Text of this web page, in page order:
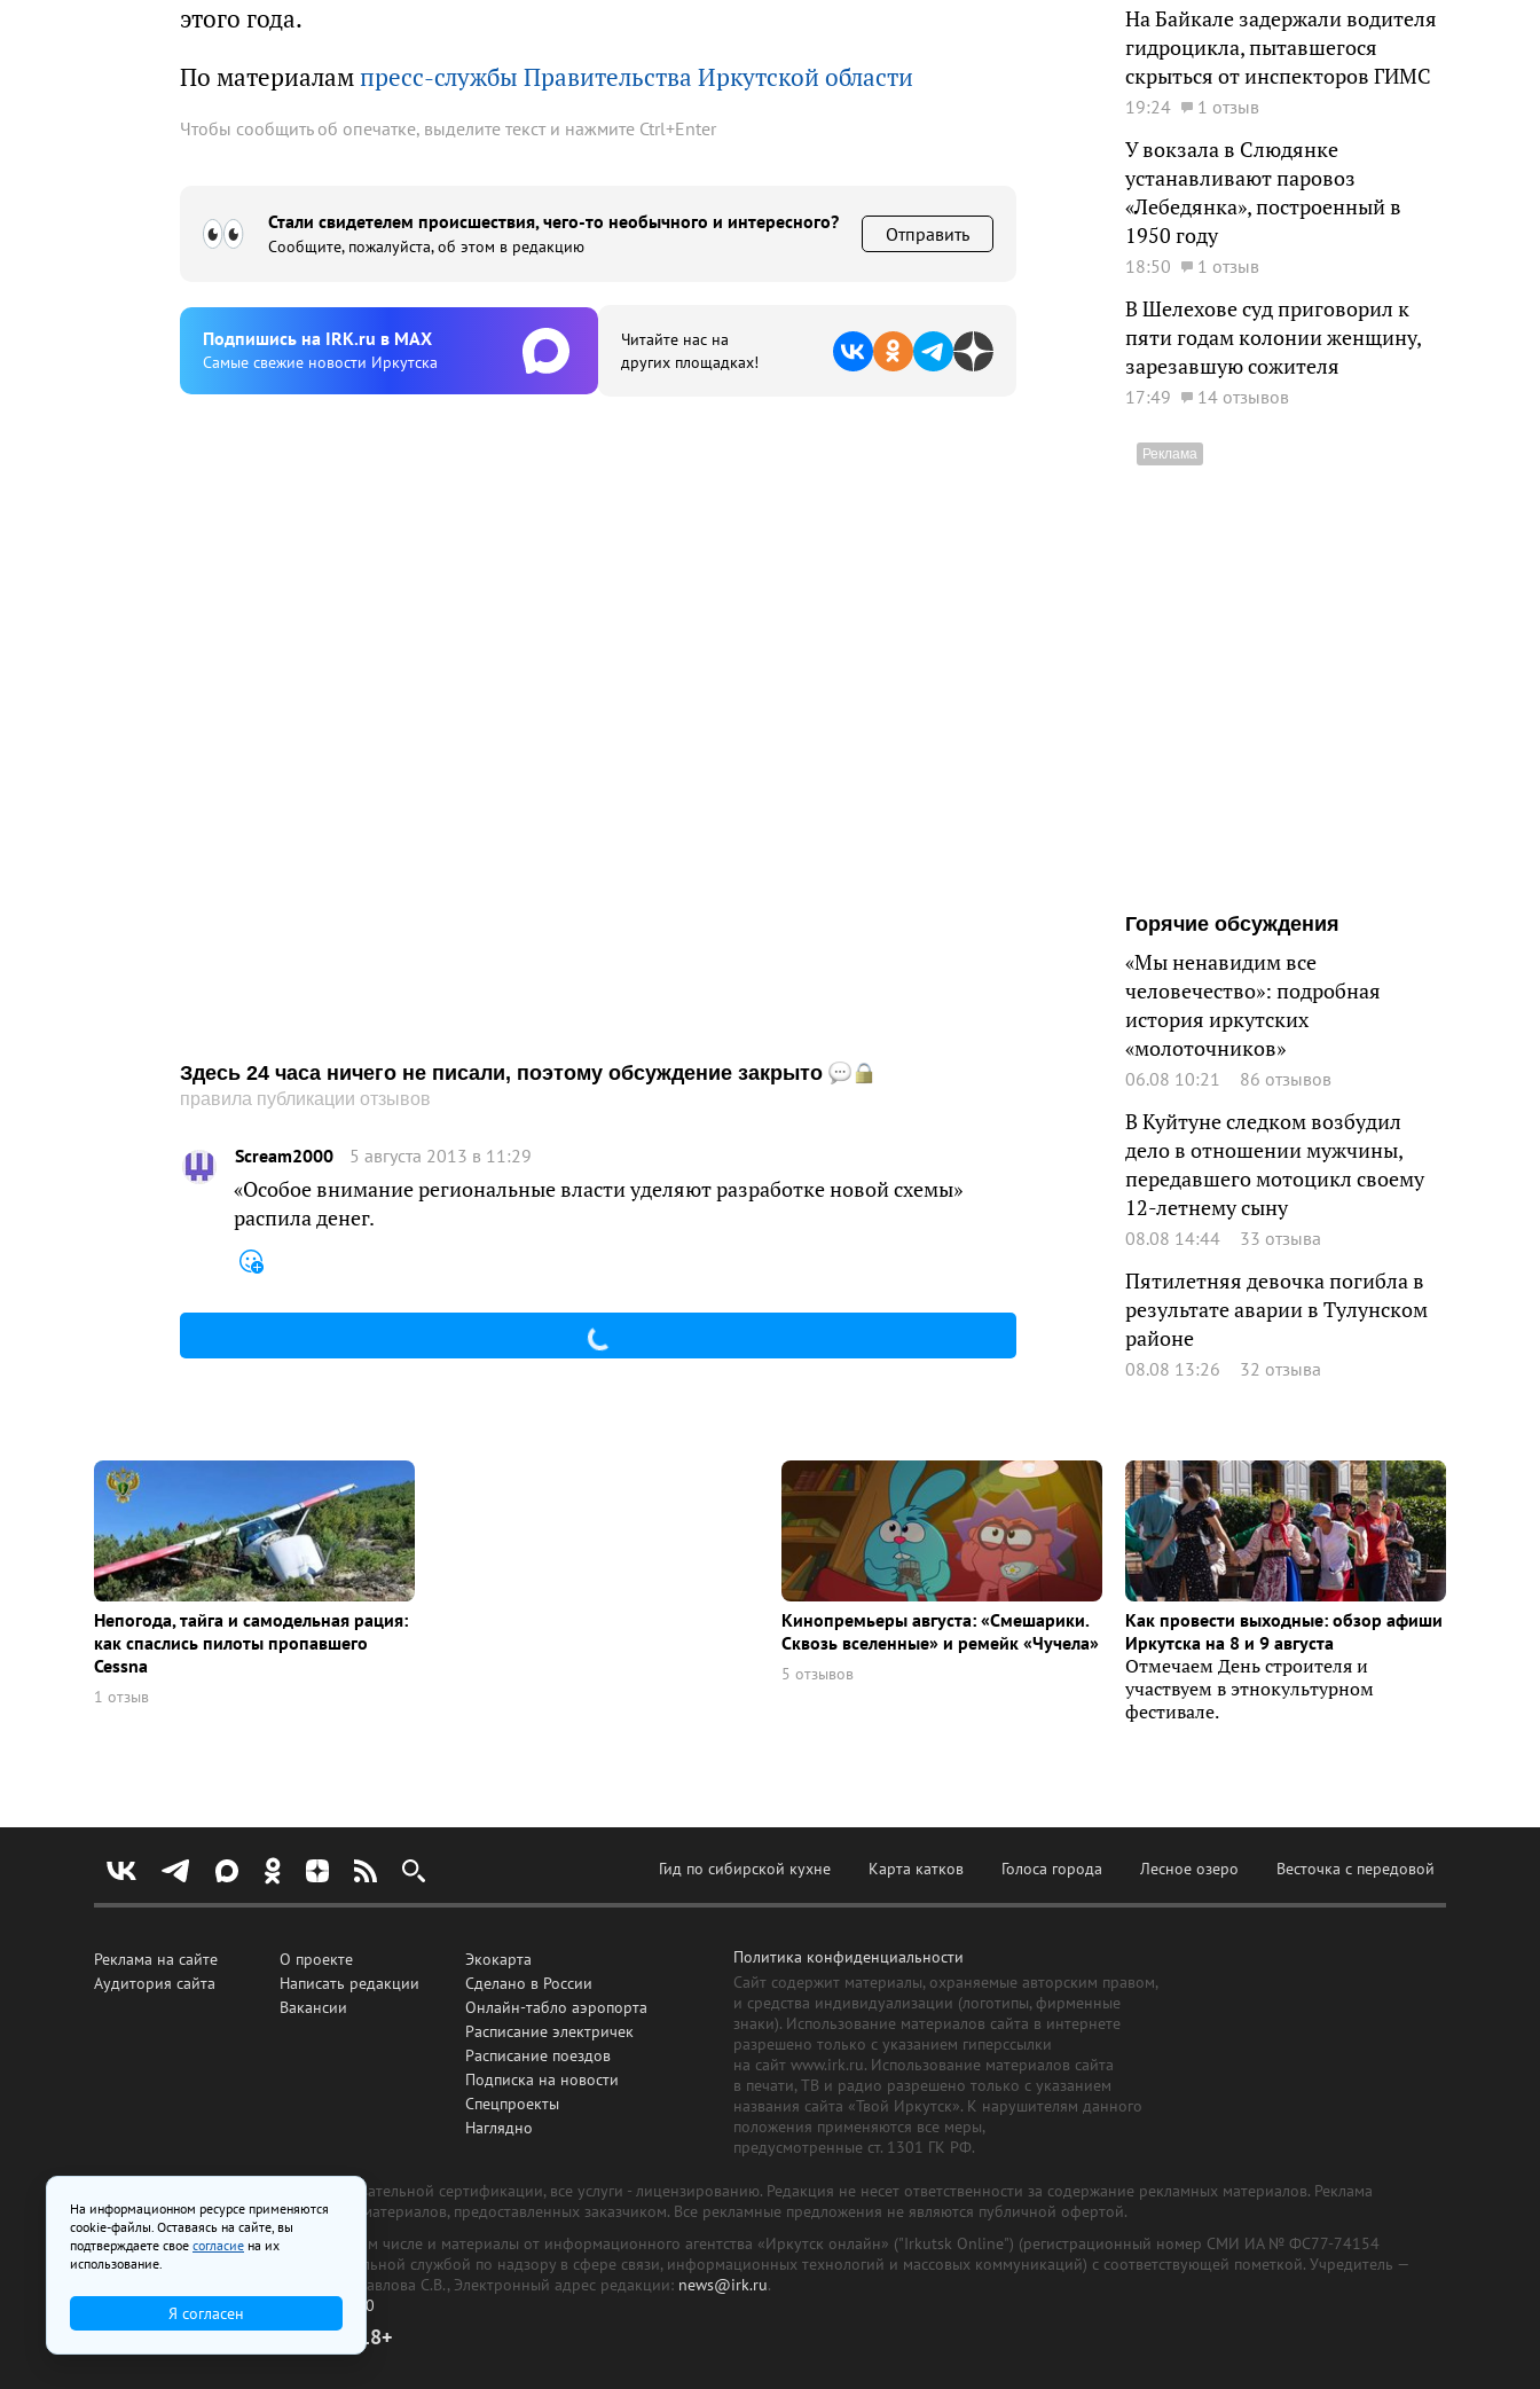
этого года.
По материалампресс-службы Правительства Иркутской области
Чтобы сообщить об опечатке, выделите текст и нажмите Ctrl+Enter
Стали свидетелем происшествия, чего-то необычного и интересного?
Сообщите, пожалуйста, об этом в редакцию
Отправить
Подпишиcь на IRK.ru в MAX
Cамые свежие новости Иркутска
Читайте нас на
других площадках!
Здесь 24 часа ничего не писали, поэтому обсуждение закрыто
правила публикации отзывов
Scream2000 5 августа 2013 в 11:29
«Особое внимание региональные власти уделяют разработке новой схемы»
распила денег.
На Байкале задержали водителя
гидроцикла, пытавшегося
скрыться от инспекторов ГИМС
19:24 1 отзыв
У вокзала в Слюдянке
устанавливают паровоз
«Лебедянка», построенный в
1950 году
18:50 1 отзыв
В Шелехове суд приговорил к
пяти годам колонии женщину,
зарезавшую сожителя
17:49 14 отзывов
Горячие обсуждения
«Мы ненавидим все
человечество»: подробная
история иркутских
«молоточников»
06.08 10:21 86 отзывов
В Куйтуне следком возбудил
дело в отношении мужчины,
передавшего мотоцикл своему
12-летнему сыну
08.08 14:44 33 отзыва
Пятилетняя девочка погибла в
результате аварии в Тулунском
районе
08.08 13:26 32 отзыва
Непогода, тайга и самодельная рация:
как спаслись пилоты пропавшего
Cessna
1 отзыв
Кинопремьеры августа: «Смешарики.
Сквозь вселенные» и ремейк «Чучела»
5 отзывов
Как провести выходные: обзор афиши
Иркутска на 8 и 9 августа
Отмечаем День строителя и
участвуем в этнокультурном
фестивале.
Гид по сибирской кухне Карта катков Голоса города Лесное озеро Весточка с передовой
Реклама на сайте
Аудитория сайта
О проекте
Написать редакции
Вакансии
Экокарта
Сделано в России
Онлайн-табло аэропорта
Расписание электричек
Расписание поездов
Подписка на новости
Спецпроекты
Наглядно
Политика конфиденциальности
Сайт содержит материалы, охраняемые авторским правом,
и средства индивидуализации (логотипы, фирменные
знаки). Использование материалов сайта в интернете
разрешено только с указанием гиперссылки
на сайт www.irk.ru. Использование материалов сайта
в печати, ТВ и радио разрешено только с указанием
названия сайта «Твой Иркутск». К нарушителям данного
положения применяются все меры,
предусмотренные ст. 1301 ГК РФ.
Все рекламные товары подлежат обязательной сертификации, все услуги - лицензированию. Редакция не несет ответственности за содержание рекламных материалов. Реклама
изготовлена и размещена на основе материалов, предоставленных заказчиком. Все рекламные предложения не являются публичной офертой.
На сайте www.irk.ru размещаются в том числе и материалы от информационного агентства «Иркутск онлайн» ("Irkutsk Online") (регистрационный номер СМИ ИА № ФС77-74154
от 29 октября 2018 г., выдан Федеральной службой по надзору в сфере связи, информационных технологий и массовых коммуникаций) с соответствующей пометкой. Учредитель —
ООО «Ирк.ру». Главный редактор — Павлова С.В., Электронный адрес редакции: news@irk.ru.
Телефон редакции:
+7 (3952) 48-88-50
18+
На информационном ресурсе применяются
cookie-файлы. Оставаясь на сайте, вы
подтверждаете свое согласие на их
использование.
Я согласен